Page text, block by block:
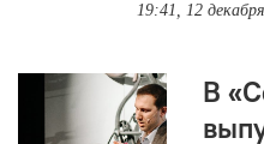
19:41, 12 декабря
В